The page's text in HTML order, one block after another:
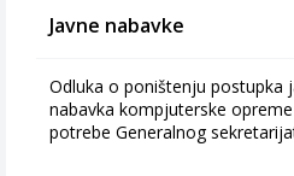
Javne nabavke
Odluka o poništenju postupka
nabavka kompjuterske
potrebe Generalnog